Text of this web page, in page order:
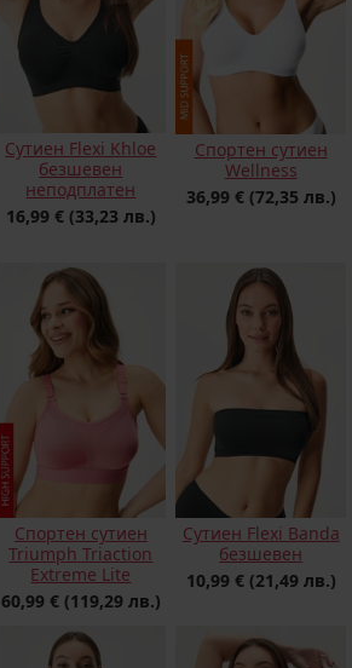
Сутиен Flexi Khloe
безшевен
неподплатен
16,99 € (33,23 лв.)
Спортен сутиен
Wellness
36,99 € (72,35 лв.)
Спортен сутиен
Triumph Triaction
Extreme Litе
60,99 € (119,29 лв.)
Сутиен Flexi Banda
безшевен
10,99 € (21,49 лв.)